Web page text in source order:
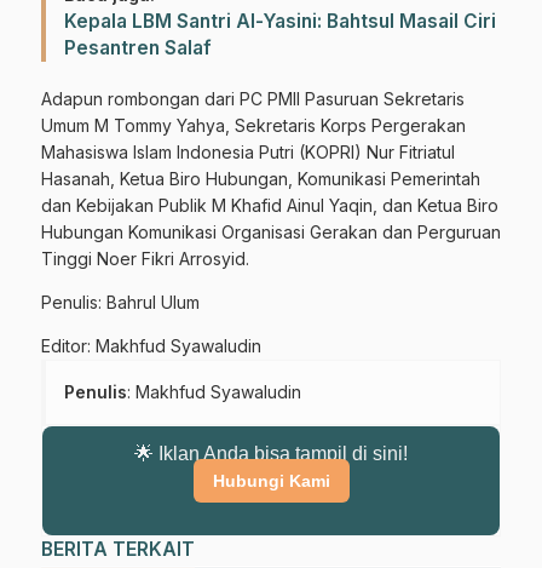
Gabung Channel WhatsApp NU
Pasuruan
Dapatkan info kegiatan, kajian, dan berita terbaru langsung dari
Join Sekarang
Kepala LBM Santri Al-Yasini: Bahtsul Masail Ciri
Pesantren Salaf
Adapun rombongan dari PC PMII Pasuruan Sekretaris
Umum M Tommy Yahya, Sekretaris Korps Pergerakan
Mahasiswa Islam Indonesia Putri (KOPRI) Nur Fitriatul
Hasanah, Ketua Biro Hubungan, Komunikasi Pemerintah
dan Kebijakan Publik M Khafid Ainul Yaqin, dan Ketua Biro
Hubungan Komunikasi Organisasi Gerakan dan Perguruan
Tinggi Noer Fikri Arrosyid.
Penulis: Bahrul Ulum
Editor: Makhfud Syawaludin
Penulis: Makhfud Syawaludin
🌟 Iklan Anda bisa tampil di sini!
Hubungi Kami
BERITA TERKAIT